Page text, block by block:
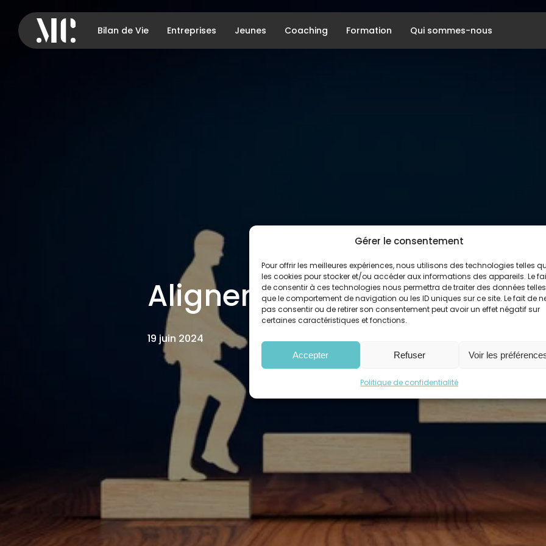
Gérer le consentement
Pour offrir les meilleures expériences, nous utilisons des technologies telles
les cookies pour stocker et/ou accéder aux informations des appareils. Le
de consentir à ces technologies nous permettra de traiter des données telles
que le comportement de navigation ou les ID uniques sur ce site. Le fait de
pas consentir ou de retirer son consentement peut avoir un effet négatif sur
certaines caractéristiques et fonctions.
Accepter Refuser Voir les
Politique de confidentialité
Bilan de Vie Entreprises Jeunes Coaching Formation Qui sommes-nous
Alignement personnel
19 juin 2024